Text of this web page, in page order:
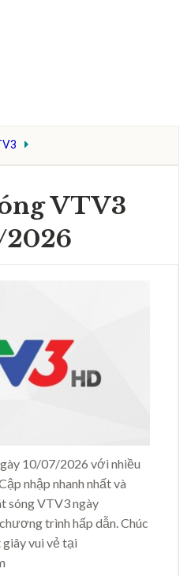
VTV3
2026
10/07/2026 với nhiều
nhập nhanh nhất và
sóng VTV3 ngày
trình hấp dẫn. Chúc
vui vẻ tại